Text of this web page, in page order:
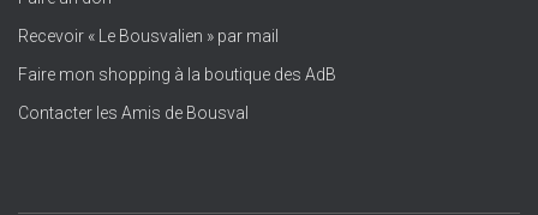
Recevoir « Le Bousvalien » par mail
Faire mon shopping à la boutique des AdB
Contacter les Amis de Bousval